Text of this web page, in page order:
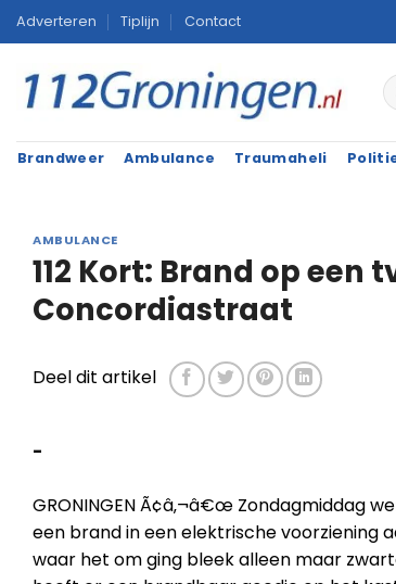
Ga
naar
inhoud
Adverteren Tiplijn Contact
Brandweer Ambulance Traumaheli
AMBULANCE
112 Kort: Brand op
Concordiastraat
Deel dit artikel
-
GRONINGEN Ã¢â‚¬â€œ Zondagmiddag
een brand in een elektrische voorziening
waar het om ging bleek alleen maar